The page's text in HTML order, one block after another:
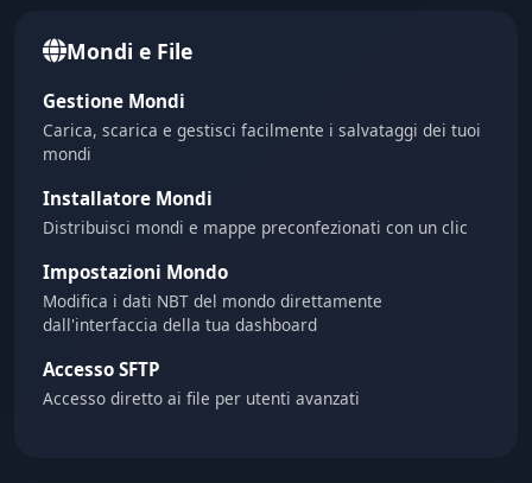
Mondi e File
Gestione Mondi
Carica, scarica e gestisci facilmente i salvataggi dei tuoi
mondi
Installatore Mondi
Distribuisci mondi e mappe preconfezionati con un clic
Impostazioni Mondo
Modifica i dati NBT del mondo direttamente
dall'interfaccia della tua dashboard
Accesso SFTP
Accesso diretto ai file per utenti avanzati